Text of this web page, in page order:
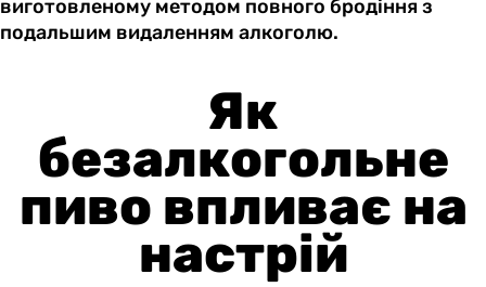
виготовленому методом повного бродіння з
подальшим видаленням алкоголю.
Як
безалкогольне
пиво впливає на
настрій